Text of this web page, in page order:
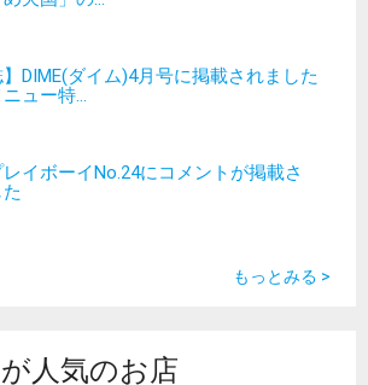
】DIME(ダイム)4月号に掲載されました
ニュー特...
イボーイNo.24にコメントが掲載さ
もっとみる >
人気のお店